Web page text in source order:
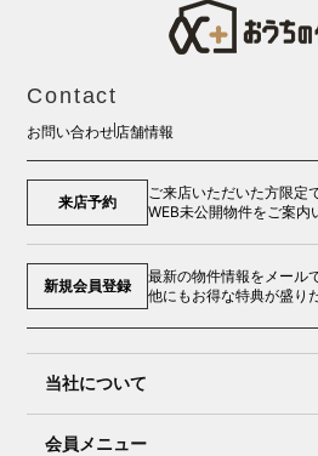
Contact
お問い合わせ 店舗情報
来店予約
ご来店いただいた方限定で
WEB未公開物件をご案内
新規会員登録
最新の物件情報をメール
他にもお得な特典が盛り
当社について
会員メニュー